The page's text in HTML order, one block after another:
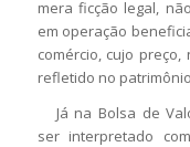
mera ficção legal,
em operação
comércio, cujo
refletido no
Já na Bolsa de
ser interpretado